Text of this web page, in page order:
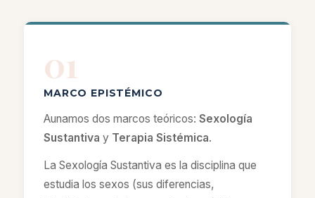
01
MARCO EPISTÉMICO
Aunamos dos marcos teóricos: Sexología
Sustantiva y Terapia Sistémica.
La Sexología Sustantiva es la disciplina que
estudia los sexos (sus diferencias,